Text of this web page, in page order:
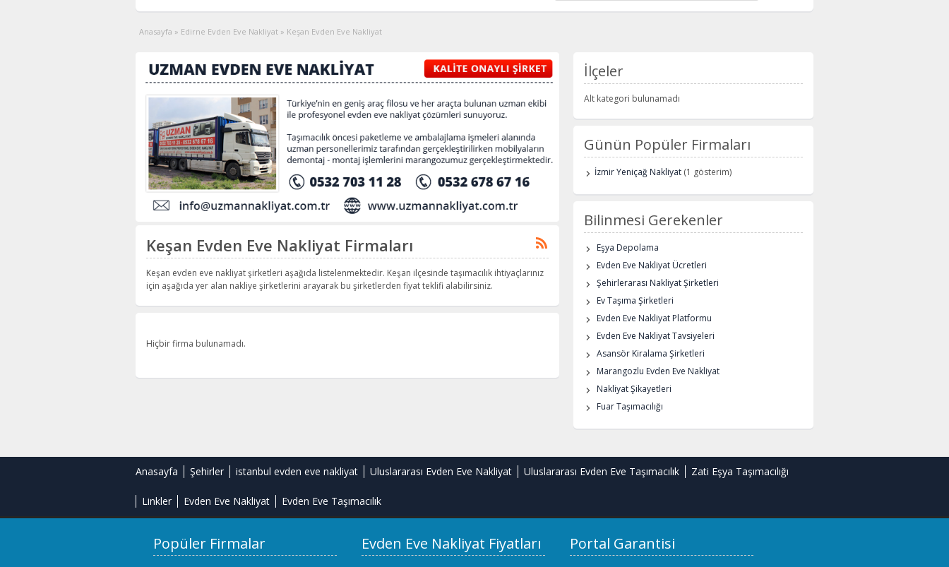
Anasayfa » Edirne Evden Eve Nakliyat » Keşan Evden Eve Nakliyat
Keşan Evden Eve Nakliyat Firmaları
Keşan evden eve nakliyat şirketleri aşağıda listelenmektedir. Keşan ilçesinde taşımacılık ihtiyaçlarınız
için aşağıda yer alan nakliye şirketlerini arayarak bu şirketlerden fiyat teklifi alabilirsiniz.
Hiçbir firma bulunamadı.
İlçeler
Alt kategori bulunamadı
Günün Popüler Firmaları
İzmir Yeniçağ Nakliyat (1 gösterim)
Bilinmesi Gerekenler
Eşya Depolama
Evden Eve Nakliyat Ücretleri
Şehirlerarası Nakliyat Şirketleri
Ev Taşıma Şirketleri
Evden Eve Nakliyat Platformu
Evden Eve Nakliyat Tavsiyeleri
Asansör Kiralama Şirketleri
Marangozlu Evden Eve Nakliyat
Nakliyat Şikayetleri
Fuar Taşımacılığı
Anasayfa Şehirler istanbul evden eve nakliyat Uluslararası Evden Eve Nakliyat Uluslararası Evden Eve Taşımacılık Zati Eşya Taşımacılığı
Linkler Evden Eve Nakliyat Evden Eve Taşımacılık
Popüler Firmalar Evden Eve Nakliyat Fiyatları Portal Garantisi